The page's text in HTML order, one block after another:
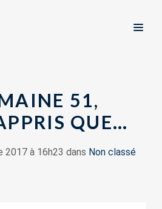
51,
QUE…
2017 à 16h23 dans Non classé